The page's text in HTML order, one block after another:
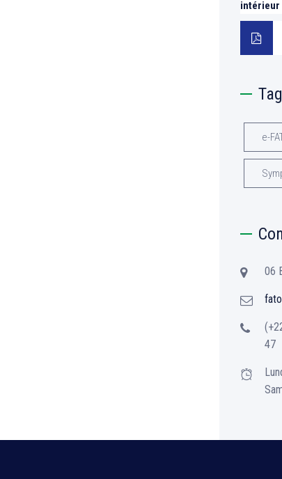
intérieur
e-
06
47